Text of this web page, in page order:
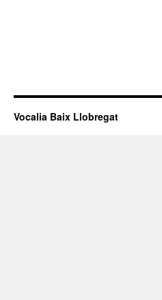
Vocalia Baix Llobregat